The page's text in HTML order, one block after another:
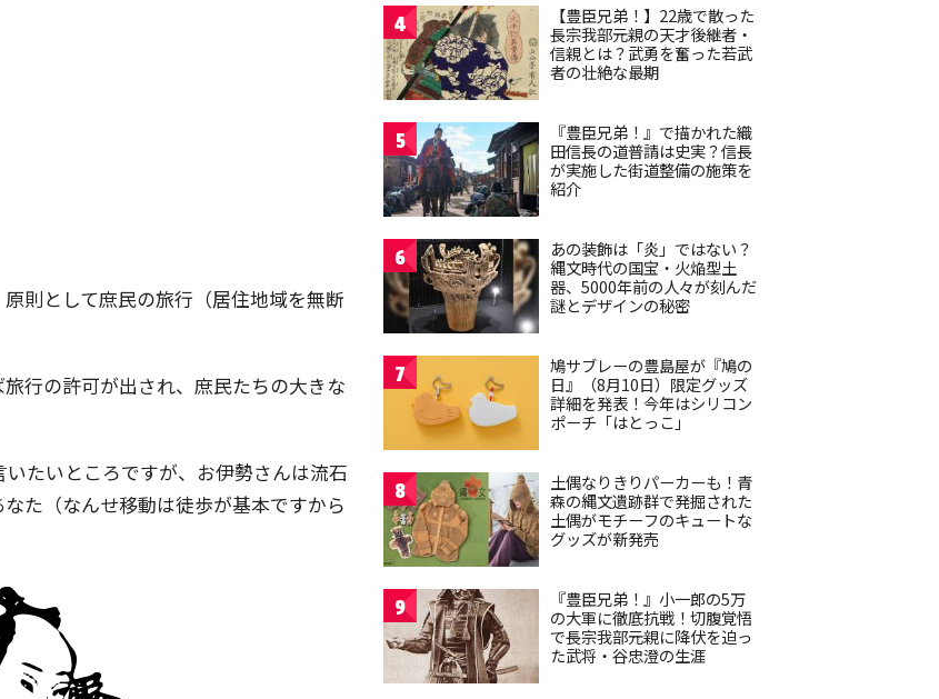
則として庶民の旅行（居住地域を無断
行の許可が出され、庶民たちの大きな
たいところですが、お伊勢さんは流石
た（なんせ移動は徒歩が基本ですから
4
【豊臣兄弟！】22歳で散った
長宗我部元親の天才後継者・
信親とは？武勇を奮った若武
者の壮絶な最期
5
『豊臣兄弟！』で描かれた織
田信長の道普請は史実？信長
が実施した街道整備の施策を
紹介
6
あの装飾は「炎」ではない？
縄文時代の国宝・火焔型土
器、5000年前の人々が刻んだ
謎とデザインの秘密
7
鳩サブレーの豊島屋が『鳩の
日』（8月10日）限定グッズ
詳細を発表！今年はシリコン
ポーチ「はとっこ」
8
土偶なりきりパーカーも！青
森の縄文遺跡群で発掘された
土偶がモチーフのキュートな
グッズが新発売
9
『豊臣兄弟！』小一郎の5万
の大軍に徹底抗戦！切腹覚悟
で長宗我部元親に降伏を迫っ
た武将・谷忠澄の生涯